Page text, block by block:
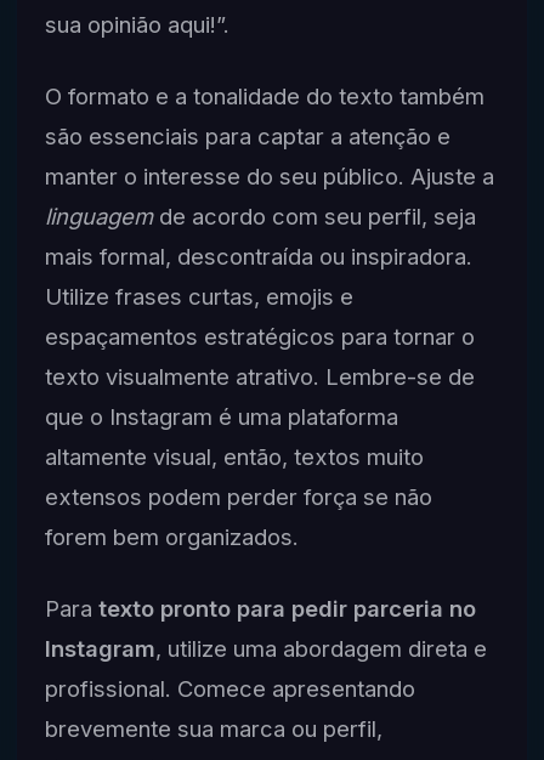
sua opinião aqui!”.
O formato e a tonalidade do texto também
são essenciais para captar a atenção e
manter o interesse do seu público. Ajuste a
linguagemde acordo com seu perfil, seja
mais formal, descontraída ou inspiradora.
Utilize frases curtas, emojis e
espaçamentos estratégicos para tornar o
texto visualmente atrativo. Lembre-se de
que o Instagram é uma plataforma
altamente visual, então, textos muito
extensos podem perder força se não
forem bem organizados.
Para texto pronto para pedir parceria no
Instagram, utilize uma abordagem direta e
profissional. Comece apresentando
brevemente sua marca ou perfil,